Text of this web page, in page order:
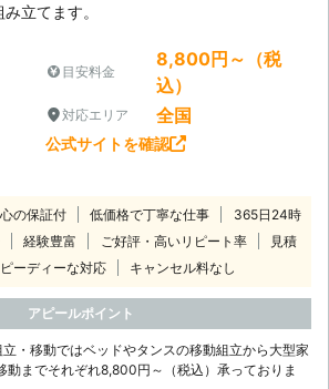
立てます。
目安料金
8,800円～（税
込）
対応エリア 全国
公式サイトを確認
の保証付 低価格で丁寧な仕事
365日24時
経験豊富 ご好評・高いリピート率
見積
ーディーな対応 キャンセル料なし
アピールポイント
・移動ではベッドやタンスの移動組立から大型家
動までそれぞれ8,800円～（税込）承っておりま